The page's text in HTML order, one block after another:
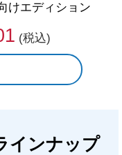
けエディション
(税込)
インナップ